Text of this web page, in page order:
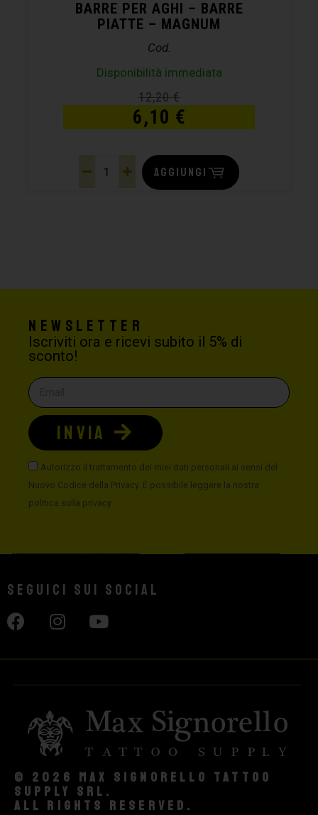
BARRE PER AGHI – BARRE
PIATTE – MAGNUM
Cod.
Disponibilità immediata
12,20€
6,10 €
AGGIUNGI
Newsletter
Iscriviti ora e ricevi subito il 5% di
sconto!
Autorizzo il trattamento dei miei dati personali ai sensi del
Nuovo Codice della Privacy. È possibile leggere la nostra
politica sulla privacy
INVIA
Seguici sui social
© 2026 Max Signorello Tattoo
supply srl.
All rights reserved.